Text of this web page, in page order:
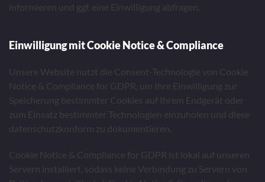
informieren und ggf. eine Einwilligung abfragen.
Einwilligung mit Cookie Notice & Compliance
Unsere Website nutzt die Consent-Technologie von Cookie
Notice & Compliance for GDPR, um Ihre Einwilligung zur
Speicherung bestimmter Cookies auf Ihrem Endgerät oder
zum Einsatz bestimmter Technologien einzuholen und diese
datenschutzkonform zu dokumentieren.
Cookie Notice & Compliance for GDPR ist lokal auf unseren
Servern installiert, sodass keine Verbindung zu Servern von